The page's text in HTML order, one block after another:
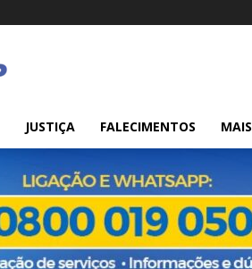
JUSTIÇA FALECIMENTOS MAIS